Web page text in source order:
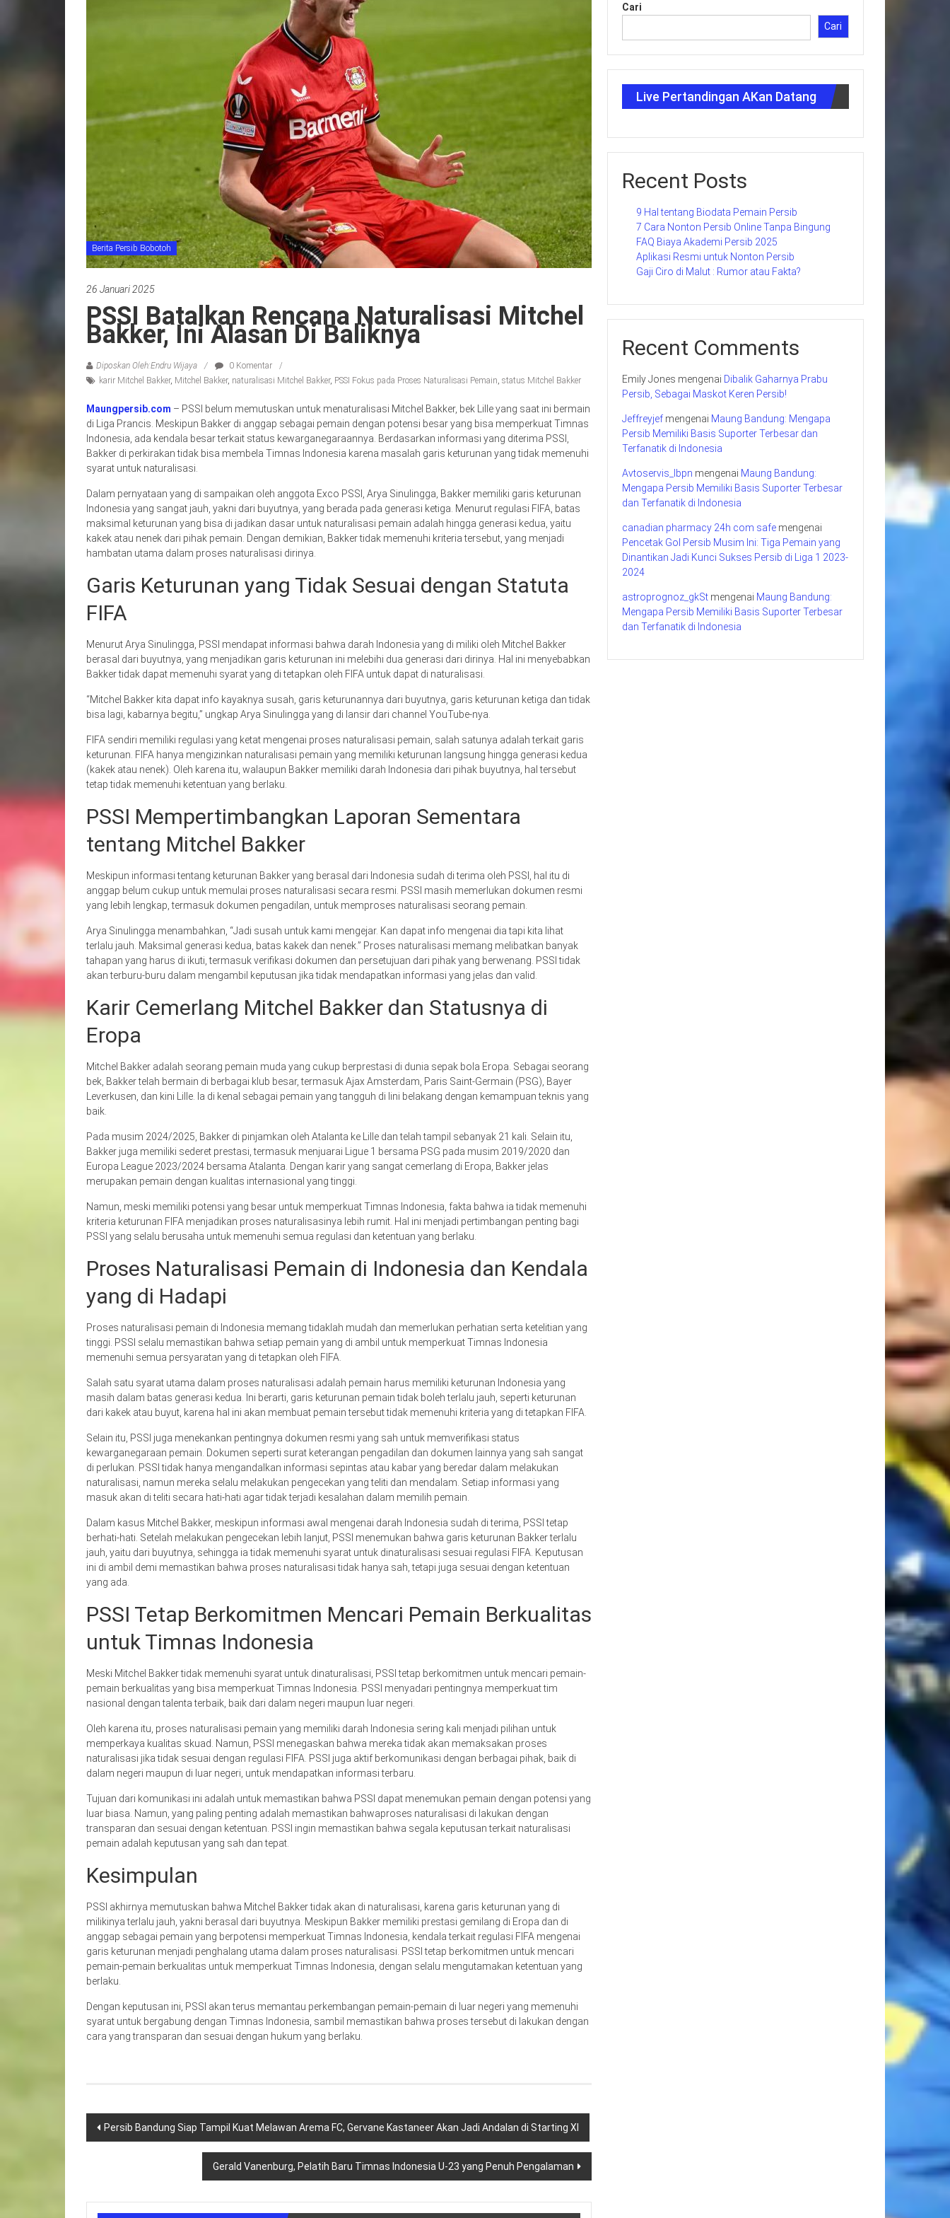
Berita Persib Bobotoh
26 Januari 2025
PSSI Batalkan Rencana Naturalisasi Mitchel
Bakker, Ini Alasan Di Baliknya
Diposkan Oleh:Endru Wijaya
0 Komentar
karir Mitchel Bakker, Mitchel Bakker, naturalisasi Mitchel Bakker, PSSI Fokus pada Proses Naturalisasi Pemain, status Mitchel Bakker
Maungpersib.com – PSSI belum memutuskan untuk menaturalisasi Mitchel Bakker, bek Lille yang saat ini bermain
di Liga Prancis. Meskipun Bakker di anggap sebagai pemain dengan potensi besar yang bisa memperkuat Timnas
Indonesia, ada kendala besar terkait status kewarganegaraannya. Berdasarkan informasi yang diterima PSSI,
Bakker di perkirakan tidak bisa membela Timnas Indonesia karena masalah garis keturunan yang tidak memenuhi
syarat untuk naturalisasi.
Dalam pernyataan yang di sampaikan oleh anggota Exco PSSI, Arya Sinulingga, Bakker memiliki garis keturunan
Indonesia yang sangat jauh, yakni dari buyutnya, yang berada pada generasi ketiga. Menurut regulasi FIFA, batas
maksimal keturunan yang bisa di jadikan dasar untuk naturalisasi pemain adalah hingga generasi kedua, yaitu
kakek atau nenek dari pihak pemain. Dengan demikian, Bakker tidak memenuhi kriteria tersebut, yang menjadi
hambatan utama dalam proses naturalisasi dirinya.
Garis Keturunan yang Tidak Sesuai dengan Statuta
FIFA
Menurut Arya Sinulingga, PSSI mendapat informasi bahwa darah Indonesia yang di miliki oleh Mitchel Bakker
berasal dari buyutnya, yang menjadikan garis keturunan ini melebihi dua generasi dari dirinya. Hal ini menyebabkan
Bakker tidak dapat memenuhi syarat yang di tetapkan oleh FIFA untuk dapat di naturalisasi.
“Mitchel Bakker kita dapat info kayaknya susah, garis keturunannya dari buyutnya, garis keturunan ketiga dan tidak
bisa lagi, kabarnya begitu,” ungkap Arya Sinulingga yang di lansir dari channel YouTube-nya.
FIFA sendiri memiliki regulasi yang ketat mengenai proses naturalisasi pemain, salah satunya adalah terkait garis
keturunan. FIFA hanya mengizinkan naturalisasi pemain yang memiliki keturunan langsung hingga generasi kedua
(kakek atau nenek). Oleh karena itu, walaupun Bakker memiliki darah Indonesia dari pihak buyutnya, hal tersebut
tetap tidak memenuhi ketentuan yang berlaku.
PSSI Mempertimbangkan Laporan Sementara
tentang Mitchel Bakker
Meskipun informasi tentang keturunan Bakker yang berasal dari Indonesia sudah di terima oleh PSSI, hal itu di
anggap belum cukup untuk memulai proses naturalisasi secara resmi. PSSI masih memerlukan dokumen resmi
yang lebih lengkap, termasuk dokumen pengadilan, untuk memproses naturalisasi seorang pemain.
Arya Sinulingga menambahkan, “Jadi susah untuk kami mengejar. Kan dapat info mengenai dia tapi kita lihat
terlalu jauh. Maksimal generasi kedua, batas kakek dan nenek.” Proses naturalisasi memang melibatkan banyak
tahapan yang harus di ikuti, termasuk verifikasi dokumen dan persetujuan dari pihak yang berwenang. PSSI tidak
akan terburu-buru dalam mengambil keputusan jika tidak mendapatkan informasi yang jelas dan valid.
Karir Cemerlang Mitchel Bakker dan Statusnya di
Eropa
Mitchel Bakker adalah seorang pemain muda yang cukup berprestasi di dunia sepak bola Eropa. Sebagai seorang
bek, Bakker telah bermain di berbagai klub besar, termasuk Ajax Amsterdam, Paris Saint-Germain (PSG), Bayer
Leverkusen, dan kini Lille. Ia di kenal sebagai pemain yang tangguh di lini belakang dengan kemampuan teknis yang
baik.
Pada musim 2024/2025, Bakker di pinjamkan oleh Atalanta ke Lille dan telah tampil sebanyak 21 kali. Selain itu,
Bakker juga memiliki sederet prestasi, termasuk menjuarai Ligue 1 bersama PSG pada musim 2019/2020 dan
Europa League 2023/2024 bersama Atalanta. Dengan karir yang sangat cemerlang di Eropa, Bakker jelas
merupakan pemain dengan kualitas internasional yang tinggi.
Namun, meski memiliki potensi yang besar untuk memperkuat Timnas Indonesia, fakta bahwa ia tidak memenuhi
kriteria keturunan FIFA menjadikan proses naturalisasinya lebih rumit. Hal ini menjadi pertimbangan penting bagi
PSSI yang selalu berusaha untuk memenuhi semua regulasi dan ketentuan yang berlaku.
Proses Naturalisasi Pemain di Indonesia dan Kendala
yang di Hadapi
Proses naturalisasi pemain di Indonesia memang tidaklah mudah dan memerlukan perhatian serta ketelitian yang
tinggi. PSSI selalu memastikan bahwa setiap pemain yang di ambil untuk memperkuat Timnas Indonesia
memenuhi semua persyaratan yang di tetapkan oleh FIFA.
Salah satu syarat utama dalam proses naturalisasi adalah pemain harus memiliki keturunan Indonesia yang
masih dalam batas generasi kedua. Ini berarti, garis keturunan pemain tidak boleh terlalu jauh, seperti keturunan
dari kakek atau buyut, karena hal ini akan membuat pemain tersebut tidak memenuhi kriteria yang di tetapkan FIFA.
Selain itu, PSSI juga menekankan pentingnya dokumen resmi yang sah untuk memverifikasi status
kewarganegaraan pemain. Dokumen seperti surat keterangan pengadilan dan dokumen lainnya yang sah sangat
di perlukan. PSSI tidak hanya mengandalkan informasi sepintas atau kabar yang beredar dalam melakukan
naturalisasi, namun mereka selalu melakukan pengecekan yang teliti dan mendalam. Setiap informasi yang
masuk akan di teliti secara hati-hati agar tidak terjadi kesalahan dalam memilih pemain.
Dalam kasus Mitchel Bakker, meskipun informasi awal mengenai darah Indonesia sudah di terima, PSSI tetap
berhati-hati. Setelah melakukan pengecekan lebih lanjut, PSSI menemukan bahwa garis keturunan Bakker terlalu
jauh, yaitu dari buyutnya, sehingga ia tidak memenuhi syarat untuk dinaturalisasi sesuai regulasi FIFA. Keputusan
ini di ambil demi memastikan bahwa proses naturalisasi tidak hanya sah, tetapi juga sesuai dengan ketentuan
yang ada.
PSSI Tetap Berkomitmen Mencari Pemain Berkualitas
untuk Timnas Indonesia
Meski Mitchel Bakker tidak memenuhi syarat untuk dinaturalisasi, PSSI tetap berkomitmen untuk mencari pemain-
pemain berkualitas yang bisa memperkuat Timnas Indonesia. PSSI menyadari pentingnya memperkuat tim
nasional dengan talenta terbaik, baik dari dalam negeri maupun luar negeri.
Oleh karena itu, proses naturalisasi pemain yang memiliki darah Indonesia sering kali menjadi pilihan untuk
memperkaya kualitas skuad. Namun, PSSI menegaskan bahwa mereka tidak akan memaksakan proses
naturalisasi jika tidak sesuai dengan regulasi FIFA. PSSI juga aktif berkomunikasi dengan berbagai pihak, baik di
dalam negeri maupun di luar negeri, untuk mendapatkan informasi terbaru.
Tujuan dari komunikasi ini adalah untuk memastikan bahwa PSSI dapat menemukan pemain dengan potensi yang
luar biasa. Namun, yang paling penting adalah memastikan bahwaproses naturalisasi di lakukan dengan
transparan dan sesuai dengan ketentuan. PSSI ingin memastikan bahwa segala keputusan terkait naturalisasi
pemain adalah keputusan yang sah dan tepat.
Kesimpulan
PSSI akhirnya memutuskan bahwa Mitchel Bakker tidak akan di naturalisasi, karena garis keturunan yang di
milikinya terlalu jauh, yakni berasal dari buyutnya. Meskipun Bakker memiliki prestasi gemilang di Eropa dan di
anggap sebagai pemain yang berpotensi memperkuat Timnas Indonesia, kendala terkait regulasi FIFA mengenai
garis keturunan menjadi penghalang utama dalam proses naturalisasi. PSSI tetap berkomitmen untuk mencari
pemain-pemain berkualitas untuk memperkuat Timnas Indonesia, dengan selalu mengutamakan ketentuan yang
berlaku.
Dengan keputusan ini, PSSI akan terus memantau perkembangan pemain-pemain di luar negeri yang memenuhi
syarat untuk bergabung dengan Timnas Indonesia, sambil memastikan bahwa proses tersebut di lakukan dengan
cara yang transparan dan sesuai dengan hukum yang berlaku.
Navigasi
Persib Bandung Siap Tampil Kuat Melawan Arema FC, Gervane Kastaneer Akan Jadi Andalan di Starting XI
Gerald Vanenburg, Pelatih Baru Timnas Indonesia U-23 yang Penuh Pengalaman
Cari
Cari
Live Pertandingan AKan Datang
Recent Posts
9 Hal tentang Biodata Pemain Persib
7 Cara Nonton Persib Online Tanpa Bingung
FAQ Biaya Akademi Persib 2025
Aplikasi Resmi untuk Nonton Persib
Gaji Ciro di Malut : Rumor atau Fakta?
Recent Comments
Emily Jones mengenai Dibalik Gaharnya Prabu
Persib, Sebagai Maskot Keren Persib!
Jeffreyjef mengenai Maung Bandung: Mengapa
Persib Memiliki Basis Suporter Terbesar dan
Terfanatik di Indonesia
Avtoservis_lbpn mengenai Maung Bandung:
Mengapa Persib Memiliki Basis Suporter Terbesar
dan Terfanatik di Indonesia
canadian pharmacy 24h com safe mengenai
Pencetak Gol Persib Musim Ini: Tiga Pemain yang
Dinantikan Jadi Kunci Sukses Persib di Liga 1 2023-
2024
astroprognoz_gkSt mengenai Maung Bandung:
Mengapa Persib Memiliki Basis Suporter Terbesar
dan Terfanatik di Indonesia